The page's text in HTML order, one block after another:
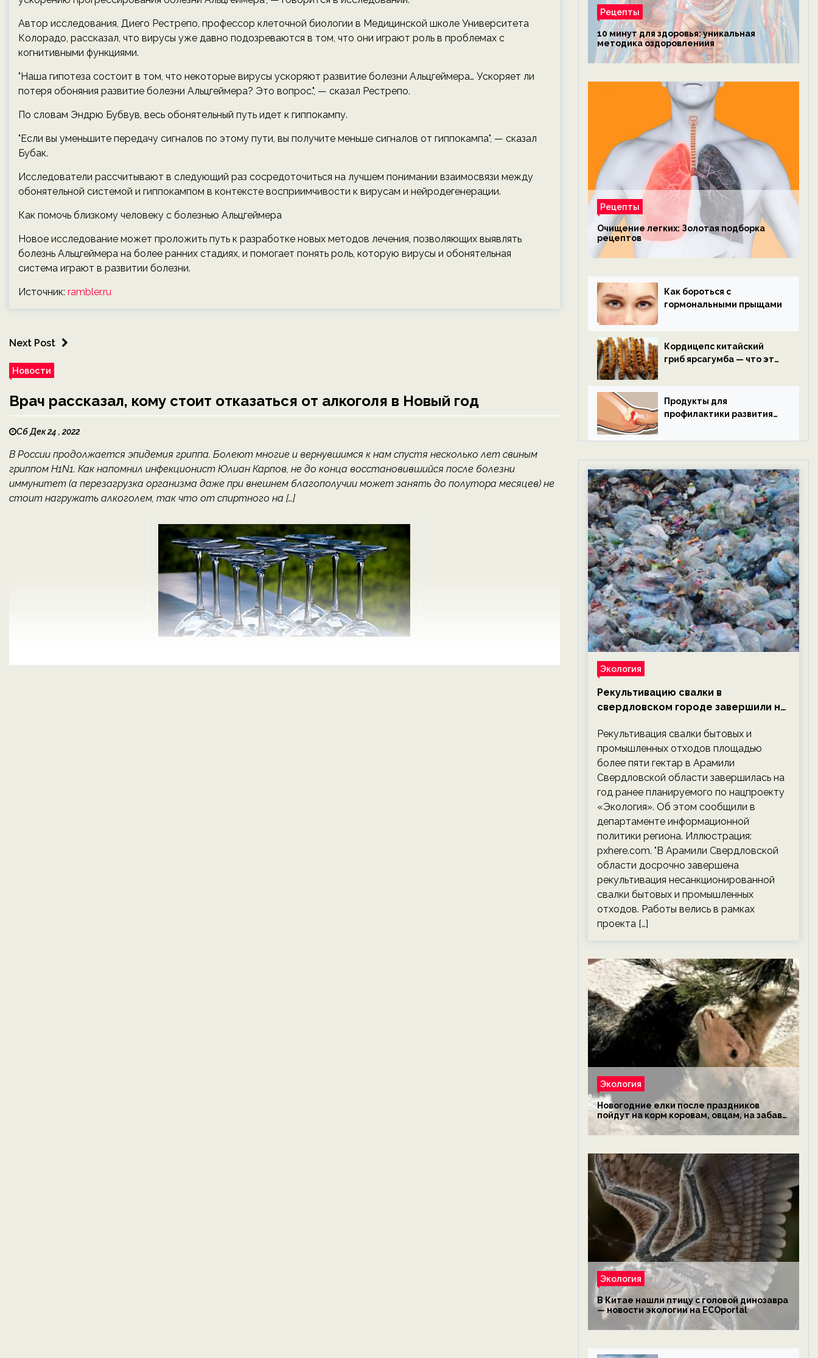
Автор исследования, Диего Рестрепо, профессор клеточной биологии в Медицинской школе Университета
Колорадо, рассказал, что вирусы уже давно подозреваются в том, что они играют роль в проблемах с
когнитивными функциями.
"Наша гипотеза состоит в том, что некоторые вирусы ускоряют развитие болезни Альцгеймера… Ускоряет ли
потеря обоняния развитие болезни Альцгеймера? Это вопрос.", — сказал Рестрепо.
По словам Эндрю Бубвув, весь обонятельный путь идет к гиппокампу.
"Если вы уменьшите передачу сигналов по этому пути, вы получите меньше сигналов от гиппокампа", — сказал
Бубак.
Исследователи рассчитывают в следующий раз сосредоточиться на лучшем понимании взаимосвязи между
обонятельной системой и гиппокампом в контексте восприимчивости к вирусам и нейродегенерации.
Как помочь близкому человеку с болезнью Альцгеймера
Новое исследование может проложить путь к разработке новых методов лечения, позволяющих выявлять
болезнь Альцгеймера на более ранних стадиях, и помогает понять роль, которую вирусы и обонятельная
система играют в развитии болезни.
Источник: rambler.ru
Next Post
Новости
Врач рассказал, кому стоит отказаться от алкоголя в Новый год
Сб Дек 24 , 2022
В России продолжается эпидемия гриппа. Болеют многие и вернувшимся к нам спустя несколько лет свиным
гриппом H1N1. Как напомнил инфекционист Юлиан Карпов, не до конца восстановившийся после болезни
иммунитет (а перезагрузка организма даже при внешнем благополучии может занять до полутора месяцев) не
стоит нагружать алкоголем, так что от спиртного на […]
Рецепты
10 минут для здоровья: уникальная
методика оздоровлениия
Рецепты
Очищение легких: Золотая подборка
рецептов
Как бороться с
гормональными прыщами
Кордицепс китайский
гриб ярсагумба — что это
Продукты для
профилактики развития
Экология
Рекультивацию свалки в
свердловском городе завершили на
новости экологии на ECOportal
Рекультивация свалки бытовых и
промышленных отходов площадью
более пяти гектар в Арамили
Свердловской области завершилась на
год ранее планируемого по нацпроекту
«Экология». Об этом сообщили в
департаменте информационной
политики региона. Иллюстрация:
pxhere.com. "В Арамили Свердловской
области досрочно завершена
рекультивация несанкционированной
свалки бытовых и промышленных
отходов. Работы велись в рамках
проекта […]
Экология
Новогодние елки после праздников
пойдут на корм коровам, овцам, на забаву
обезьянам, львам и леопардам — новости
экологии на ECOportal
Экология
В Китае нашли птицу с головой динозавра
— новости экологии на ECOportal